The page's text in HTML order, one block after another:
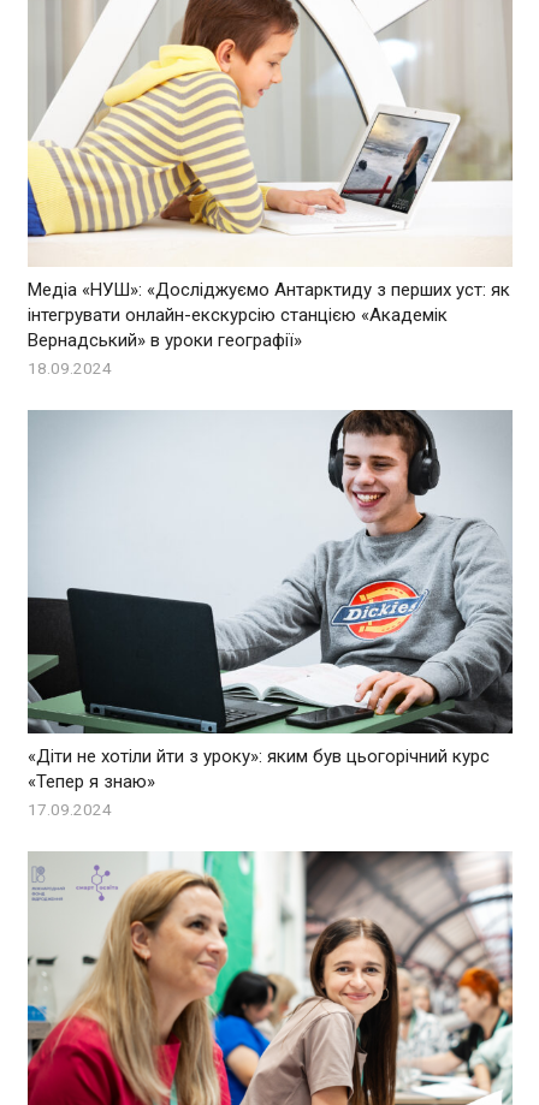
Медіа «НУШ»: «Досліджуємо Антарктиду з перших уст: як
інтегрувати онлайн-екскурсію станцією «Академік
Вернадський» в уроки географії»
18.09.2024
«Діти не хотіли йти з уроку»: яким був цьогорічний курс
«Тепер я знаю»
17.09.2024